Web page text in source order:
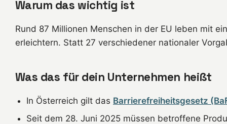
Warum das wichtig ist
Rund 87 Millionen Menschen in der EU leben mit
erleichtern. Statt 27 verschiedener nationaler
Was das für dein Unternehmen heißt
In Österreich gilt das Barrierefreiheitsgesetz
Seit dem 28. Juni 2025 müssen betroffene